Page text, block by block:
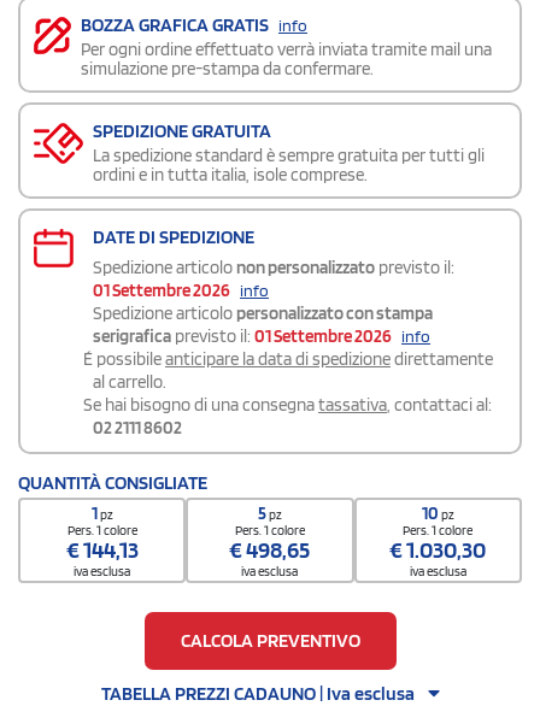
BOZZA GRAFICA GRATIS info
Per ogni ordine effettuato verrà inviata tramite mail una
simulazione pre-stampa da confermare.
SPEDIZIONE GRATUITA
La spedizione standard è sempre gratuita per tutti gli
ordini e in tutta italia, isole comprese.
DATE DI SPEDIZIONE
Spedizione articolo non personalizzato previsto il:
01 Settembre 2026 info
Spedizione articolo personalizzato con stampa
serigrafica previsto il: 01 Settembre 2026 info
É possibileanticipare la data di spedizionedirettamente
al carrello.
Se hai bisogno di una consegnatassativa, contattaci al:
02 2111 8602
QUANTITÀ CONSIGLIATE
1pz
Pers. 1 colore
€144,13
iva esclusa
5pz
Pers. 1 colore
€498,65
iva esclusa
10 pz
Pers. 1 colore
€1.030,30
iva esclusa
CALCOLA PREVENTIVO
TABELLA PREZZI CADAUNO | Iva esclusa